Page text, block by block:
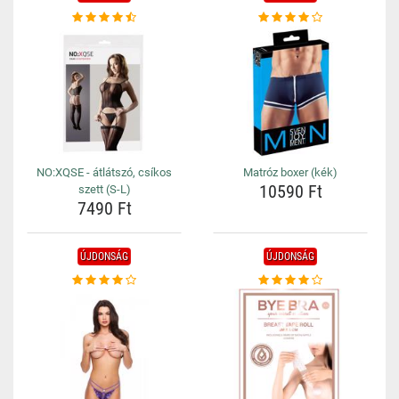
NO:XQSE - átlátszó, csíkos
szett (S-L)
7490 Ft
Matróz boxer (kék)
10590 Ft
ÚJDONSÁG ÚJDONSÁG